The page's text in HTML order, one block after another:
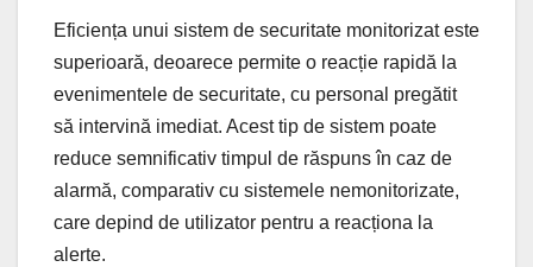
Eficiența unui sistem de securitate monitorizat este
superioară, deoarece permite o reacție rapidă la
evenimentele de securitate, cu personal pregătit
să intervină imediat. Acest tip de sistem poate
reduce semnificativ timpul de răspuns în caz de
alarmă, comparativ cu sistemele nemonitorizate,
care depind de utilizator pentru a reacționa la
alerte.